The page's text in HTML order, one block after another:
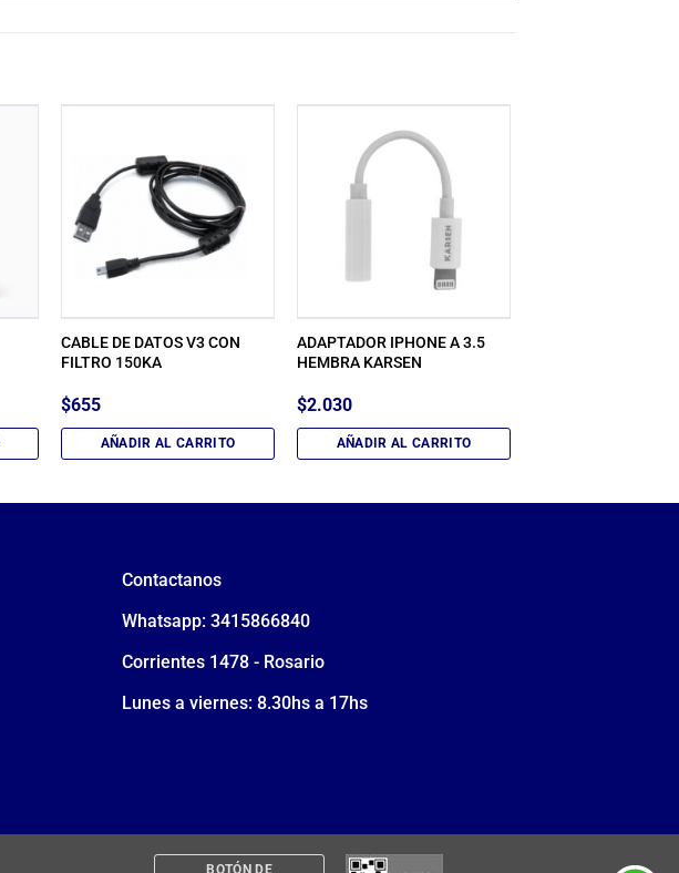
CABLE DE DATOS V3 CON
FILTRO 150KA
$655
AÑADIR AL CARRITO
ADAPTADOR IPHONE A 3.5
HEMBRA KARSEN
$2.030
AÑADIR AL CARRITO
Contactanos
Whatsapp: 3415866840
Corrientes 1478 - Rosario
Lunes a viernes: 8.30hs a 17hs
BOTÓN DE